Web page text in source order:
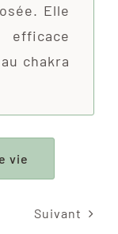
Elle
efficace
chakra
vie
Suivant